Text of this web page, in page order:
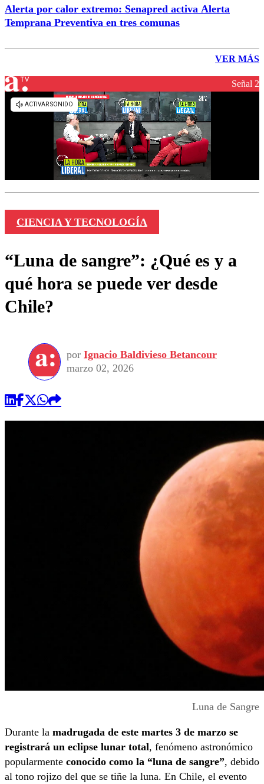
Alerta por calor extremo: Senapred activa Alerta
Temprana Preventiva en tres comunas
VER MÁS
Señal 2
CIENCIA Y TECNOLOGÍA
“Luna de sangre”: ¿Qué es y a
qué hora se puede ver desde
Chile?
por Ignacio Baldivieso Betancour
marzo 02, 2026
Luna de Sangre
Durante la madrugada de este martes 3 de marzo se
registrará un eclipse lunar total, fenómeno astronómico
popularmente conocido como la “luna de sangre”, debido
al tono rojizo del que se tiñe la luna. En Chile, el evento